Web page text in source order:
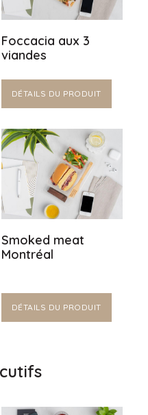
Foccacia aux 3
viandes
DÉTAILS DU PRODUIT
Smoked meat
Montréal
DÉTAILS DU PRODUIT